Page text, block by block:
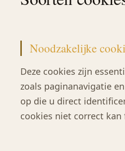
Noodzakelijke
Deze cookies zijn
zoals paginanavigatie
op die u direct
cookies niet correct